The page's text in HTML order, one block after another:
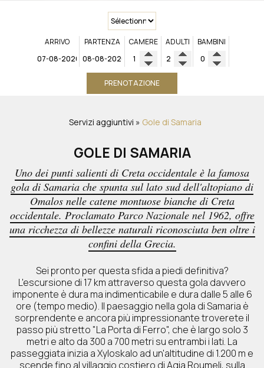
ARRIVO PARTENZA CAMERE ADULTI BAMBINI
PRENOTAZIONE
Servizi aggiuntivi » Gole di Samaria
GOLE DI SAMARIA
Uno dei punti salienti di Creta occidentale è la famosa
gola di Samaria che spunta sul lato sud dell'altopiano di
Omalos nelle catene montuose bianche di Creta
occidentale. Proclamato Parco Nazionale nel 1962, offre
una ricchezza di bellezze naturali riconosciuta ben oltre i
confini della Grecia.
Sei pronto per questa sfida a piedi definitiva?
L'escursione di 17 km attraverso questa gola davvero
imponente è dura ma indimenticabile e dura dalle 5 alle 6
ore (tempo medio). Il paesaggio nella gola di Samaria è
sorprendente e ancora più impressionante troverete il
passo più stretto "La Porta di Ferro", che è largo solo 3
metri e alto da 300 a 700 metri su entrambi i lati. La
passeggiata inizia a Xyloskalo ad un'altitudine di 1.200 m e
scende fino al villaggio costiero di Agia Roumeli, sulla